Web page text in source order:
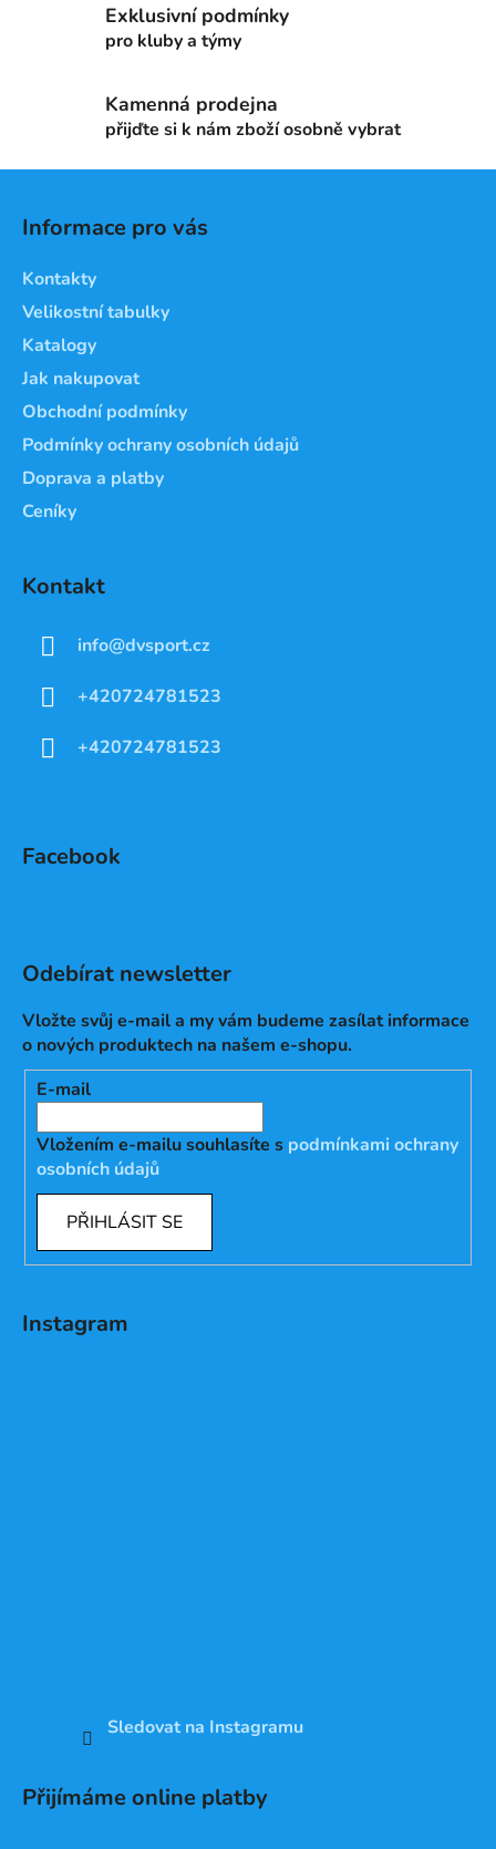
í
v
k
y
v
Exklusivní podmínky
pro kluby a týmy
Kamenná prodejna
přijďte si k nám zboží osobně vybrat
Informace pro vás
Kontakty
Velikostní tabulky
Katalogy
Jak nakupovat
Obchodní podmínky
Podmínky ochrany osobních údajů
Doprava a platby
Ceníky
Kontakt
info@dvsport.cz
+420724781523
+420724781523
Facebook
Odebírat newsletter
Vložte svůj e-mail a my vám budeme zasílat informace
o nových produktech na našem e-shopu.
E-mail
Vložením e-mailu souhlasíte s podmínkami ochrany
osobních údajů
PŘIHLÁSIT SE
Instagram
Sledovat na Instagramu
Přijímáme online platby